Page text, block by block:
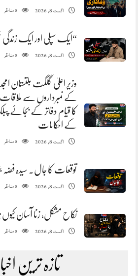
اگست 8, 2026 0مناظر
“ایک سپلی اور ایک زندگی
اگست 8, 2026 0مناظر
وزیر اعلیٰ گلگت بلتستان
کے نمبرداروں سے ملاقات،
کا قیام دفاتر کے بجائے
کے احکامات
اگست 8, 2026 0مناظر
توقعات کا جال. سیدہ فضہ
اگست 8, 2026 0مناظر
نکاح مشکل، زنا آسان
اگست 8, 2026 0مناظر
تازہ ترین